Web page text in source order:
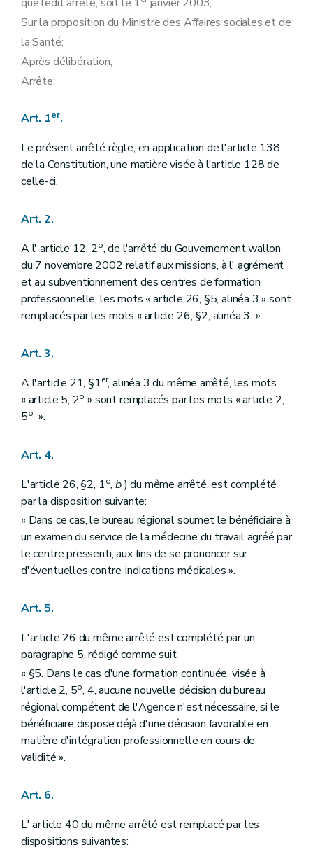
Sur la proposition du Ministre des Affaires sociales et de
la Santé;
Après délibération,
Arrête:
Art. 1er.
Le présent arrêté règle, en application de l'article 138
de la Constitution, une matière visée à l'article 128 de
celle-ci.
Art. 2.
A l' article 12, 2o, de l'arrêté du Gouvernement wallon
du 7 novembre 2002 relatif aux missions, à l' agrément
et au subventionnement des centres de formation
professionnelle, les mots « article 26, §5, alinéa 3 » sont
remplacés par les mots « article 26, §2, alinéa 3 ».
Art. 3.
A l'article 21, §1er, alinéa 3 du même arrêté, les mots
« article 5, 2o » sont remplacés par les mots « article 2,
5o ».
Art. 4.
L'article 26, §2, 1o,b) du même arrêté, est complété
par la disposition suivante:
« Dans ce cas, le bureau régional soumet le bénéficiaire à
un examen du service de la médecine du travail agréé par
le centre pressenti, aux fins de se prononcer sur
d'éventuelles contre-indications médicales ».
Art. 5.
L'article 26 du même arrêté est complété par un
paragraphe 5, rédigé comme suit:
« §5. Dans le cas d'une formation continuée, visée à
l'article 2, 5o, 4, aucune nouvelle décision du bureau
régional compétent de l'Agence n'est nécessaire, si le
bénéficiaire dispose déjà d'une décision favorable en
matière d'intégration professionnelle en cours de
validité ».
Art. 6.
L' article 40 du même arrêté est remplacé par les
dispositions suivantes: